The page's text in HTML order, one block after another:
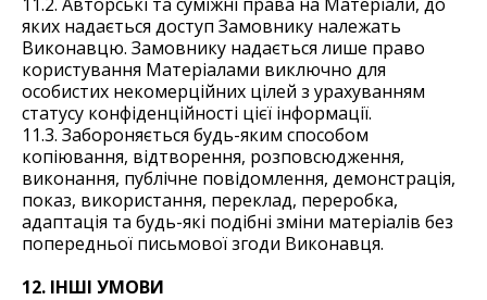
яких надається доступ Замовнику належать
Виконавцю. Замовнику надається лише право
користування Матеріалами виключно для
особистих некомерційних цілей з урахуванням
статусу конфіденційності цієї інформації.
11.3. Забороняється будь-яким способом
копіювання, відтворення, розповсюдження,
виконання, публічне повідомлення, демонстрація,
показ, використання, переклад, переробка,
адаптація та будь-які подібні зміни матеріалів без
попередньої письмової згоди Виконавця.
12. ІНШІ УМОВИ